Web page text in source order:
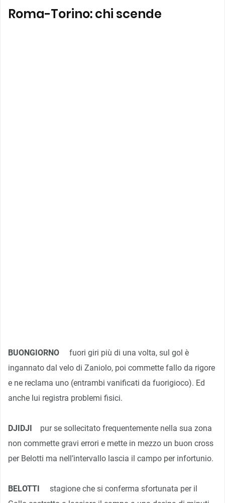
Roma-Torino: chi scende
BUONGIORNO
fuori giri più di una volta, sul gol è
ingannato dal velo di Zaniolo, poi commette fallo da rigore
e ne reclama uno (entrambi vanificati da fuorigioco). Ed
anche lui registra problemi fisici.
DJIDJI pur se sollecitato frequentemente nella sua zona
non commette gravi errori e mette in mezzo un buon cross
per Belotti ma nell’intervallo lascia il campo per infortunio.
BELOTTI stagione che si conferma sfortunata per il